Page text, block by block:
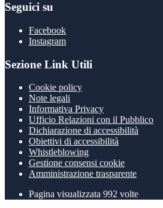
Seguici su
Facebook
Instagram
Sezione Link Utili
Cookie policy
Note legali
Informativa Privacy
Ufficio Relazioni con il Pubblico
Dichiarazione di accessibilità
Obiettivi di accessibilità
Whistleblowing
Gestione consensi cookie
Amministrazione trasparente
Pagina visualizzata 992 volte